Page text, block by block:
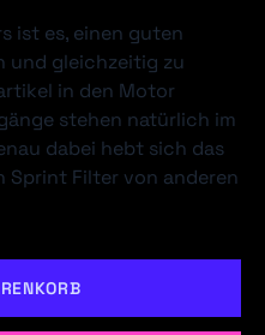
ist es, einen guten
und gleichzeitig zu
in den Motor
stehen natürlich im
dabei hebt sich das
Sprint Filter von anderen